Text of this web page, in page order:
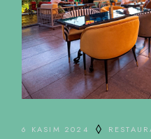
6 KASIM 2024